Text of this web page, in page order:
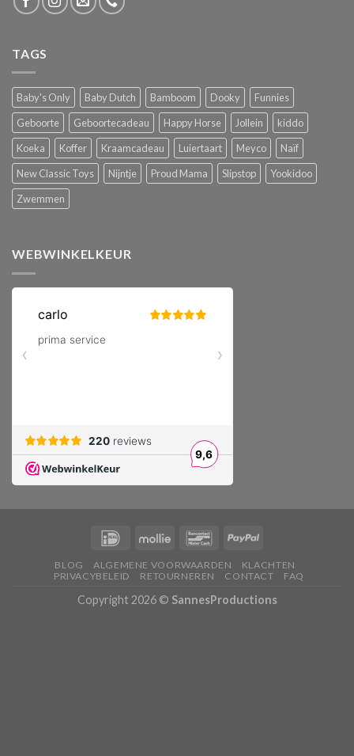
TAGS
Baby's Only Baby Dutch Bamboom Dooky
Funnies
Geboorte
Geboortecadeau Happy Horse Jollein
kiddo
Koeka
Koffer Kraamcadeau Luiertaart Meyco
Naïf
New Classic Toys
Nijntje Proud Mama Slipstop
Yookidoo
Zwemmen
WEBWINKELKEUR
BLOG ALGEMENE VOORWAARDEN
KLACHTEN
PRIVACYBELEID
RETOURNEREN CONTACT FAQ
Copyright 2026 © SannesProductions